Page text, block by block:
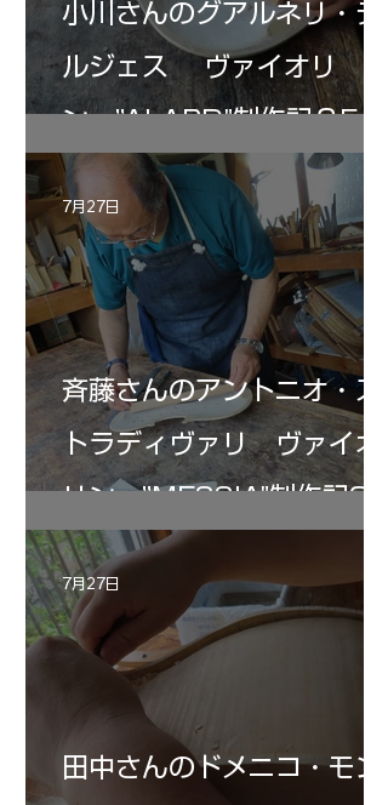
小川さんのグアルネリ・デ
ルジェス ヴァイオリ
ン ”ALARD"制作記３5
斉藤さんのアントニオ・ス
トラディヴァリ ヴァイオ
リン ”MESSIA"制作記33
7月27日
田中さんのドメニコ・モン
7月27日